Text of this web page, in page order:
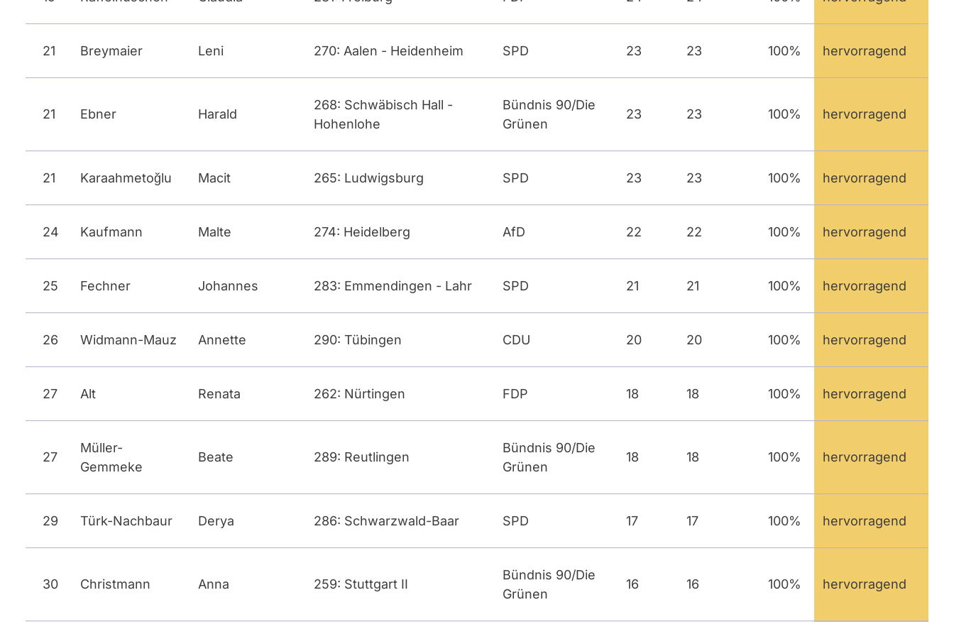
21 Breymaier Leni 270: Aalen - Heidenheim SPD 23 23 100% hervorragend
21 Ebner Harald
268: Schwäbisch Hall -
Hohenlohe
Bündnis 90/Die
Grünen
23 23 100% hervorragend
21 Karaahmetoğlu Macit 265: Ludwigsburg SPD 23 23 100% hervorragend
24 Kaufmann Malte 274: Heidelberg AfD 22 22 100% hervorragend
25 Fechner Johannes 283: Emmendingen - Lahr SPD 21 21 100% hervorragend
26 Widmann-Mauz Annette 290: Tübingen CDU 20 20 100% hervorragend
27 Alt Renata 262: Nürtingen FDP 18 18 100% hervorragend
27
Müller-
Gemmeke
Beate 289: Reutlingen
Bündnis 90/Die
Grünen
18 18 100% hervorragend
29 Türk-Nachbaur Derya 286: Schwarzwald-Baar SPD 17 17 100% hervorragend
30 Christmann Anna 259: Stuttgart II
Bündnis 90/Die
Grünen
16 16 100% hervorragend